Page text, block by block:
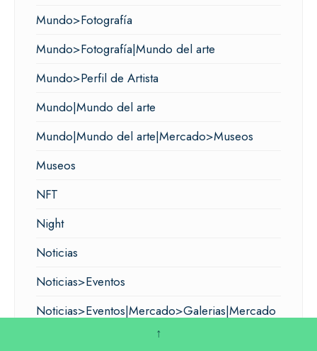
Mundo>Fotografía
Mundo>Fotografía|Mundo del arte
Mundo>Perfil de Artista
Mundo|Mundo del arte
Mundo|Mundo del arte|Mercado>Museos
Museos
NFT
Night
Noticias
Noticias>Eventos
Noticias>Eventos|Mercado>Galerias|Mercado
↑